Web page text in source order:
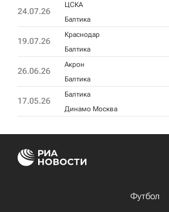
24.07.26
ЦСКА
Балтика
19.07.26
Краснодар
Балтика
26.06.26
Акрон
Балтика
17.05.26
Балтика
Динамо Москва
Футбол